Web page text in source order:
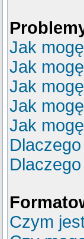
Jak
Jak
Jak
Jak
Jak
Czym